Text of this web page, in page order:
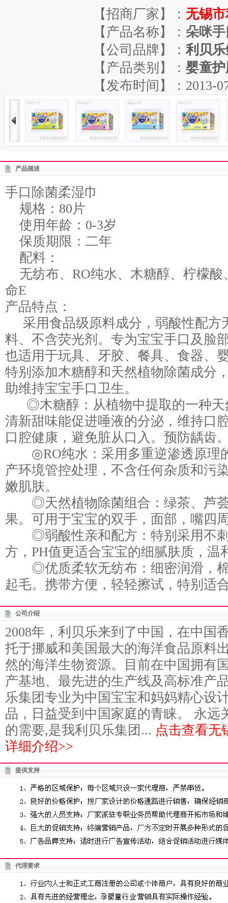
【招商厂家】： 无锡
【产品名称】： 朵咪
【公司品牌】：利贝
【产品类别】： 婴童
【发布时间】：2013-
产品描述
手口除菌柔湿巾
规格：80片
使用年龄：0-3岁
保质期限：二年
配料：
无纺布、RO纯水、木糖醇、柠檬酸
命E
产品特点：
采用食品级原料成分，弱酸性配方
料、不含荧光剂。专为宝宝手口及脸
也适用于玩具、牙胶、餐具、食器、
特别添加木糖醇和天然植物除菌成分
助维持宝宝手口卫生。
◎木糖醇：从植物中提取的一种天
清新甜味能促进唾液的分泌，维持口
口腔健康，避免脏从口入。预防龋齿
◎RO纯水：采用多重逆渗透原理
产环境管控处理，不含任何杂质和污
嫩肌肤。
◎天然植物除菌组合：绿茶、芦荟
果。可用于宝宝的双手，面部，嘴四
◎弱酸性亲和配方：特别采用不刺
方，PH值更适合宝宝的细腻肤质，温
◎优质柔软无纺布：细密润滑，棉
起毛。携带方便，轻轻擦试，特别适
公司介绍
2008年，利贝乐来到了中国，在中国
托于挪威和美国最大的海洋食品原料
然的海洋生物资源。目前在中国拥有
产基地、最先进的生产线及高标准产
乐集团专业为中国宝宝和妈妈精心设
品，日益受到中国家庭的青睐。 永远
的需要,是我利贝乐集团... 点击查看无
详细介绍>>
提供支持
代理要求